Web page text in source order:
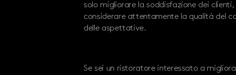
solo migliorare la soddisfazione dei
considerare attentamente la qualità del
delle aspettative.
Se sei un ristoratore interessato a